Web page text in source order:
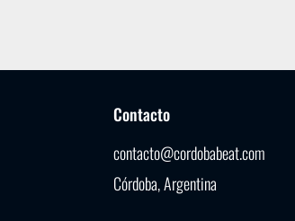
Contacto
contacto@cordobabeat.com
Córdoba, Argentina